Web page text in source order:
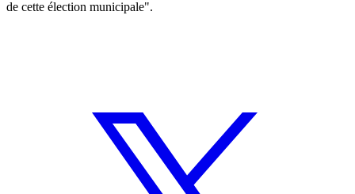
de cette élection municipale".